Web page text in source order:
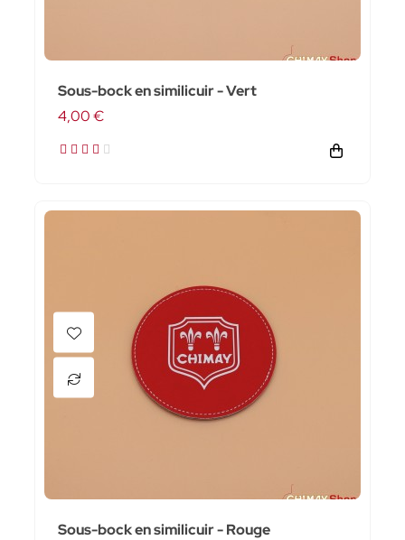
Sous-bock en similicuir - Vert
4,00 €
Sous-bock en similicuir - Rouge